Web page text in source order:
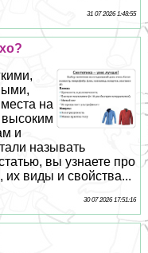
31 07 2026 1:48:55
на
и
называть
вы узнаете про
их виды и свойства...
30 07 2026 17:51:16